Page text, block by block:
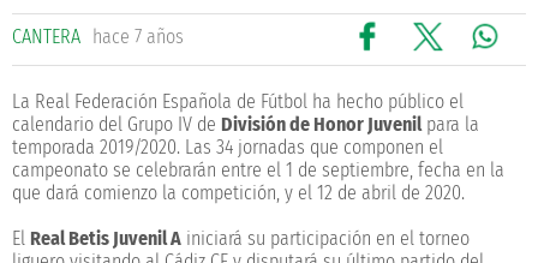
CANTERA hace 7 años
La Real Federación Española de Fútbol ha hecho público el
calendario del Grupo IV de División de Honor Juvenilpara la
temporada 2019/2020. Las 34 jornadas que componen el
campeonato se celebrarán entre el 1 de septiembre, fecha en la
que dará comienzo la competición, y el 12 de abril de 2020.
El Real Betis Juvenil A iniciará su participación en el torneo